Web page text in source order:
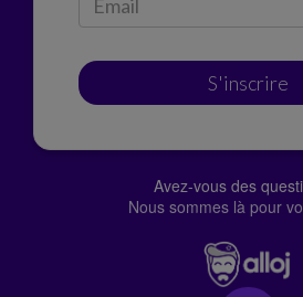
S'inscrire
Avez-vous des
Nous sommes là pour